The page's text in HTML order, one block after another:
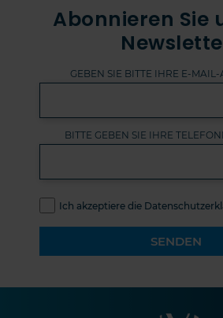
Abonnieren Sie
GEBEN SIE BITTE IHRE E-MAIL-
BITTE GEBEN SIE IHRE
Ich akzeptiere die
SENDEN